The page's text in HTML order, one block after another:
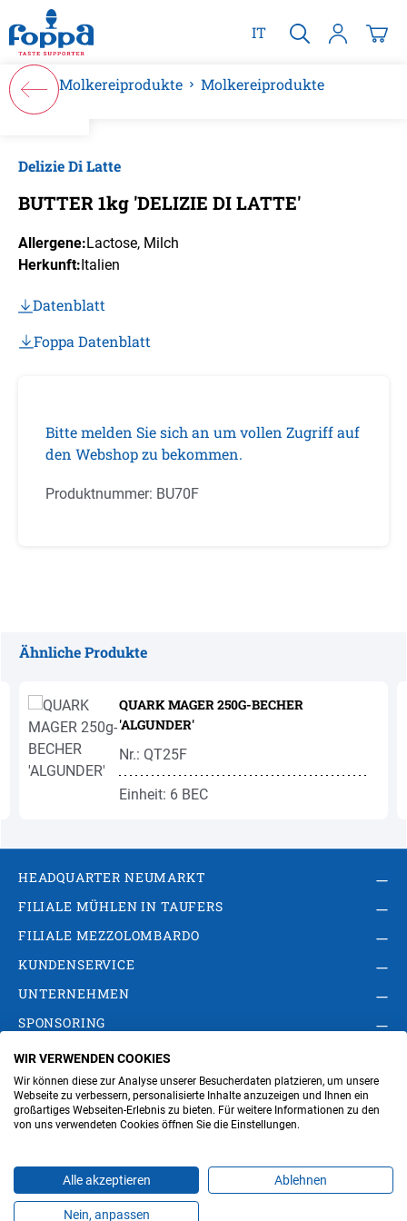
springen
IT
Molkereiprodukte Molkereiprodukte
Delizie Di Latte
BUTTER 1kg 'DELIZIE DI LATTE'
Allergene:Lactose, Milch
Herkunft:Italien
Datenblatt
Foppa Datenblatt
Bitte melden Sie sich an um vollen Zugriff auf
den Webshop zu bekommen.
Produktnummer: BU70F
Ähnliche Produkte
QUARK MAGER 250G-BECHER
'ALGUNDER'
Nr.: QT25F
Einheit: 6 BEC
HEADQUARTER NEUMARKT
FILIALE MÜHLEN IN TAUFERS
FILIALE MEZZOLOMBARDO
KUNDENSERVICE
UNTERNEHMEN
SPONSORING
AGB Privacy Policy
Impressum
Cookie-Einstellungen ändern
Verwaltung
WIR VERWENDEN COOKIES
Wir können diese zur Analyse unserer Besucherdaten platzieren, um unsere
Webseite zu verbessern, personalisierte Inhalte anzuzeigen und Ihnen ein
großartiges Webseiten-Erlebnis zu bieten. Für weitere Informationen zu den
von uns verwendeten Cookies öffnen Sie die Einstellungen.
Alle akzeptieren Ablehnen
Nein, anpassen